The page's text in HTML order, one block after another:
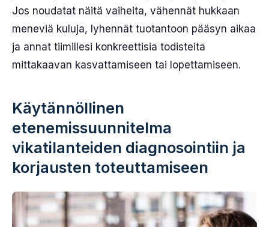
Jos noudatat näitä vaiheita, vähennät hukkaan
meneviä kuluja, lyhennät tuotantoon pääsyn aikaa
ja annat tiimillesi konkreettisia todisteita
mittakaavan kasvattamiseen tai lopettamiseen.
Käytännöllinen
etenemissuunnitelma
vikatilanteiden diagnosointiin ja
korjausten toteuttamiseen